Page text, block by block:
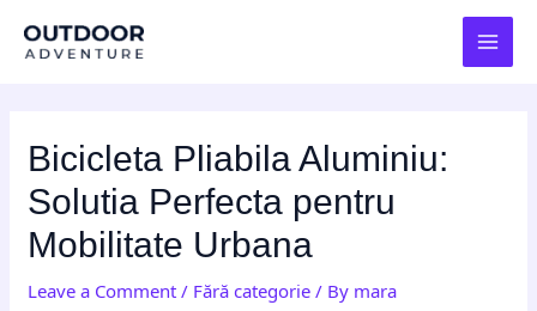
Bicicleta Pliabila Aluminiu:
Solutia Perfecta pentru
Mobilitate Urbana
Leave a Comment / Fără categorie / By mara
navigation